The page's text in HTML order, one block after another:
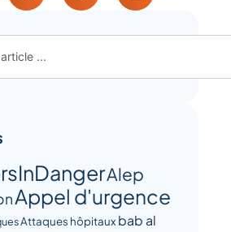
Alep
Appel d'urgence
Attaques hôpitaux bab al